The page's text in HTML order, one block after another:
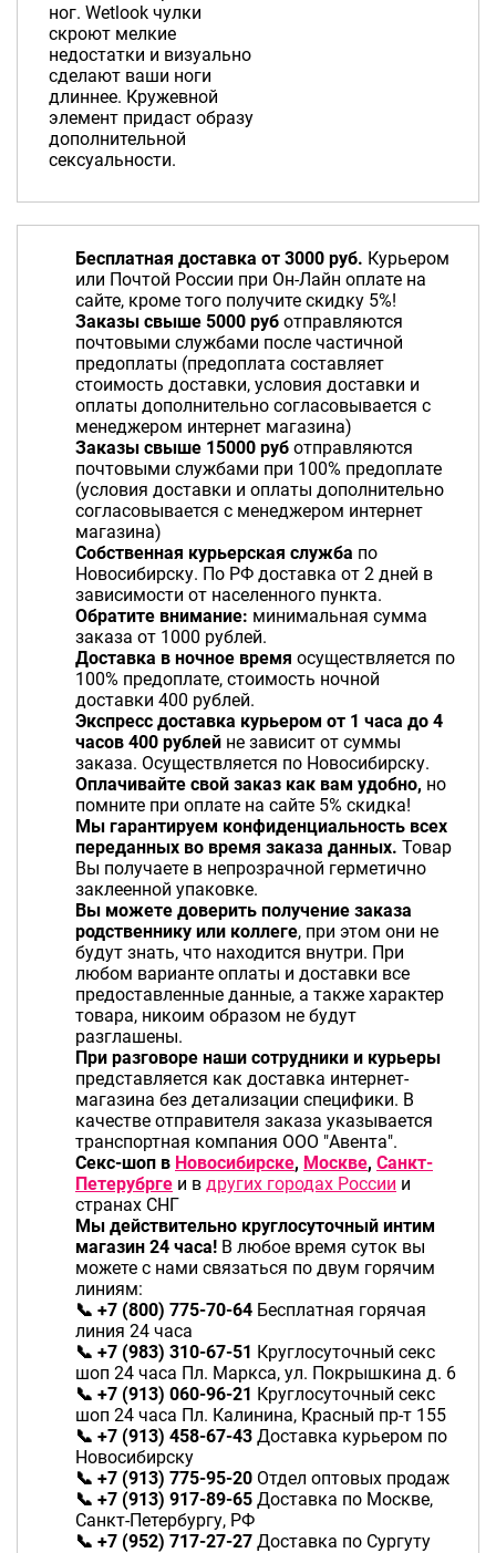
ног. Wetlook чулки
скроют мелкие
недостатки и визуально
сделают ваши ноги
длиннее. Кружевной
элемент придаст образу
дополнительной
сексуальности.
Бесплатная доставка от 3000 руб. Курьером
или Почтой России при Он-Лайн оплате на
сайте, кроме того получите скидку 5%!
Заказы свыше 5000 руб отправляются
почтовыми службами после частичной
предоплаты (предоплата составляет
стоимость доставки, условия доставки и
оплаты дополнительно согласовывается с
менеджером интернет магазина)
Заказы свыше 15000 руб отправляются
почтовыми службами при 100% предоплате
(условия доставки и оплаты дополнительно
согласовывается с менеджером интернет
магазина)
Собственная курьерская служба по
Новосибирску. По РФ доставка от 2 дней в
зависимости от населенного пункта.
Обратите внимание: минимальная сумма
заказа от 1000 рублей.
Доставка в ночное время осуществляется по
100% предоплате, стоимость ночной
доставки 400 рублей.
Экспресс доставка курьером от 1 часа до 4
часов 400 рублей не зависит от суммы
заказа. Осуществляется по Новосибирску.
Оплачивайте свой заказ как вам удобно, но
помните при оплате на сайте 5% скидка!
Мы гарантируем конфиденциальность всех
переданных во время заказа данных. Товар
Вы получаете в непрозрачной герметично
заклеенной упаковке.
Вы можете доверить получение заказа
родственнику или коллеге, при этом они не
будут знать, что находится внутри. При
любом варианте оплаты и доставки все
предоставленные данные, а также характер
товара, никоим образом не будут
разглашены.
При разговоре наши сотрудники и курьеры
представляется как доставка интернет-
магазина без детализации специфики. В
качестве отправителя заказа указывается
транспортная компания ООО "Авента".
Секс-шоп в Новосибирске, Москве, Санкт-
Петерубрге и в других городах России и
странах СНГ
Мы действительно круглосуточный интим
магазин 24 часа! В любое время суток вы
можете с нами связаться по двум горячим
линиям:
📞 +7 (800) 775-70-64 Бесплатная горячая
линия 24 часа
📞 +7 (983) 310-67-51 Круглосуточный секс
шоп 24 часа Пл. Маркса, ул. Покрышкина д. 6
📞 +7 (913) 060-96-21 Круглосуточный секс
шоп 24 часа Пл. Калинина, Красный пр-т 155
📞 +7 (913) 458-67-43 Доставка курьером по
Новосибирску
📞 +7 (913) 775-95-20 Отдел оптовых продаж
📞 +7 (913) 917-89-65 Доставка по Москве,
Санкт-Петербургу, РФ
📞 +7 (952) 717-27-27 Доставка по Сургуту